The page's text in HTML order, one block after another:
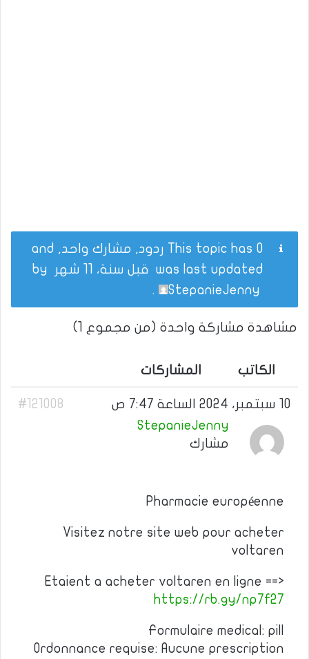
This topic has 0 ردود, مشارك واحد, and
was last updated قبل سنة، 11 شهر
StepanieJenny
.
مشاهدة مشاركة واحدة (من مجموع 1)
الكاتب المشاركات
10 سبتمبر، 2024 الساعة 7:47 ص
#121008
StepanieJenny
مشارك
Pharmacie européenne
Visitez notre site web pour acheter
voltaren
Etaient a acheter voltaren en ligne ==>
https://rb.gy/np7f27
Formulaire medical: pill
Ordonnance requise: Aucune prescription